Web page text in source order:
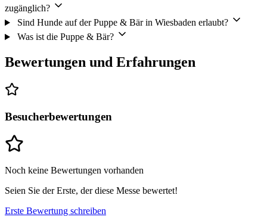
zugänglich?
Sind Hunde auf der Puppe & Bär in Wiesbaden erlaubt?
Was ist die Puppe & Bär?
Bewertungen und Erfahrungen
Besucherbewertungen
Noch keine Bewertungen vorhanden
Seien Sie der Erste, der diese Messe bewertet!
Erste Bewertung schreiben